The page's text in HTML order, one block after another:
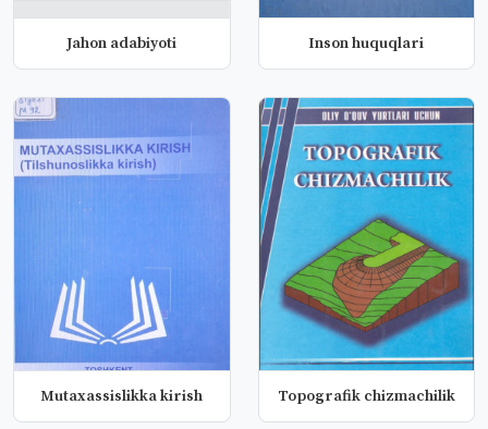
Jahon adabiyoti Inson huquqlari
Mutaxassislikka kirish Topografik chizmachilik